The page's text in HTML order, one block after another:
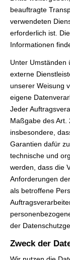
beauftragte
verwendeten
erforderlich ist.
Informationen
Unter Umständen
externe
unserer Weisung
eigene
Jeder
Maßgabe des Art.
insbesondere,
Garantien dafür
technische und
werden, dass die
Anforderungen
als betroffene
der
Zweck der